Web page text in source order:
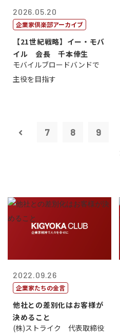
2026.05.20
企業家倶楽部アーカイブ
【21世紀戦略】イー・モバ
イル 会長 千本倖生
モバイルブロードバンドで
主役を目指す
7 8 9
2022.09.26
企業家たちの金言
他社との差別化はお客様が
決めること
(株)ストライク 代表取締役